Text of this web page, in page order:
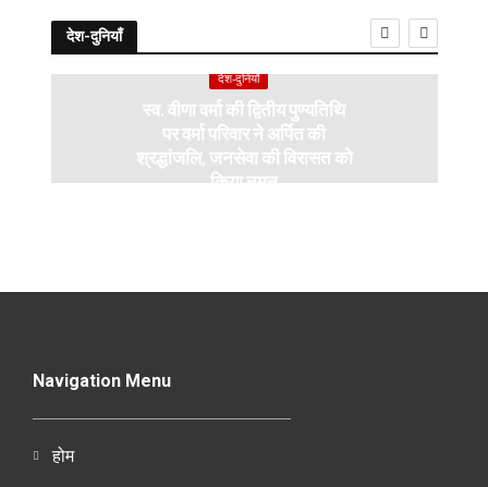
देश-दुनियाँ
देश-दुनियाँ
स्व. वीणा वर्मा की द्वितीय पुण्यतिथि
पर वर्मा परिवार ने अर्पित की
श्रद्धांजलि, जनसेवा की विरासत को
किया नमन
Navigation Menu
होम